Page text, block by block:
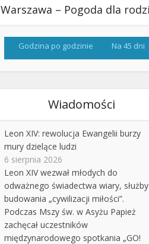
Warszawa – Pogoda dla
Godzina po godzinie Na 45 dni
Wiadomości
Leon XIV: rewolucja Ewangelii burzy
mury dzielące ludzi
6 sierpnia 2026
Leon XIV wezwał młodych do
odważnego świadectwa wiary,
budowania „cywilizacji miłości”.
Podczas Mszy św. w Asyżu Papież
zachęcał uczestników
międzynarodowego spotkania „GO!